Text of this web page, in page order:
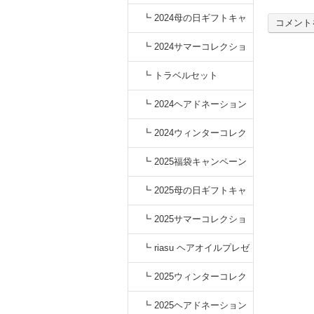
┗ 2024母の日ギフトキャ
ンペーン
┗ 2024サマーコレクショ
ン
┗ トラベルセット
┗ 2024ヘアドネーション
キャンペーン
┗ 2024ウィンターコレク
ション
┗ 2025福袋キャンペーン
┗ 2025母の日ギフトキャ
ンペーン
┗ 2025サマーコレクショ
ン
┗ riasu ヘアオイルプレゼ
ント
┗ 2025ウィンターコレク
ション
┗ 2025ヘアドネーション
コメン